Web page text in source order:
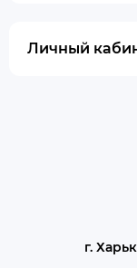
Личный
г.